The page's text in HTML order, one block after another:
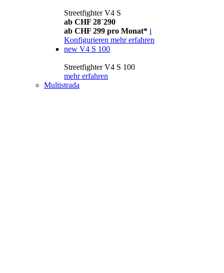
Streetfighter V4 S
ab CHF 28´290
ab CHF 299 pro Monat* i
Konfigurieren mehr erfahren
new V4 S 100
Streetfighter V4 S 100
mehr erfahren
Multistrada